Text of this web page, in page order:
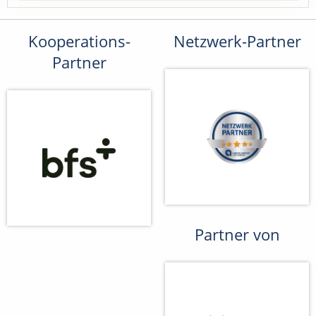
Kooperations-
Partner
Netzwerk-Partner
Partner von